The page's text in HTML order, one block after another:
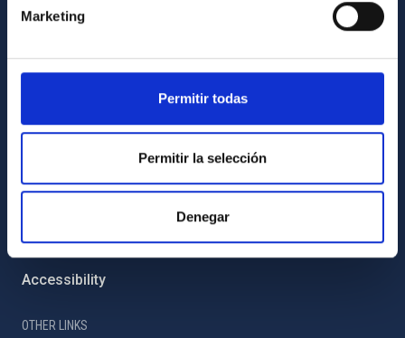
Marketing
Permitir todas
Permitir la selección
Denegar
External funding
IAC Friends
Privacy policy
Cookies policy
Accessibility
OTHER LINKS